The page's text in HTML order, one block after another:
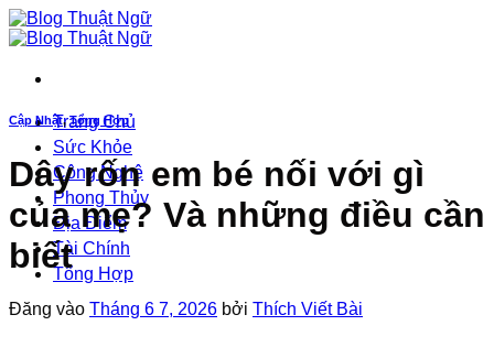
Bỏ
qua
dung
Trang Chủ
Sức Khỏe
Công Nghệ
Phong Thủy
Địa Điểm
Tài Chính
Tổng Hợp
Cập Nhật,Tổng Hợp
Dây rốn em bé nối với gì
của mẹ? Và những điều cần
biết
Đăng vào Tháng 6 7, 2026 bởi Thích Viết Bài